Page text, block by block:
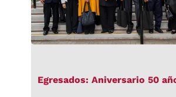
Egresados: Aniversario 50